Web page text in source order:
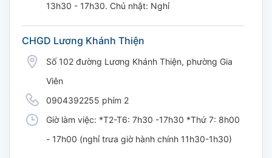
13h30 - 17h30. Chủ nhật: Nghỉ
CHGD Lương Khánh Thiện
Số 102 đường Lương Khánh Thiện, phường Gia
Viên
0904392255 phím 2
Giờ làm việc: *T2-T6: 7h30 -17h30 *Thứ 7: 8h00
- 17h00 (nghỉ trưa giờ hành chính 11h30-1h30)